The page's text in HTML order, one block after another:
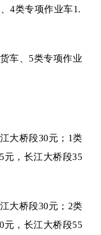
4类专项作业车1.
车、5类专项作业
大桥段30元；1类
元，长江大桥段35
大桥段30元；2类
元，长江大桥段55